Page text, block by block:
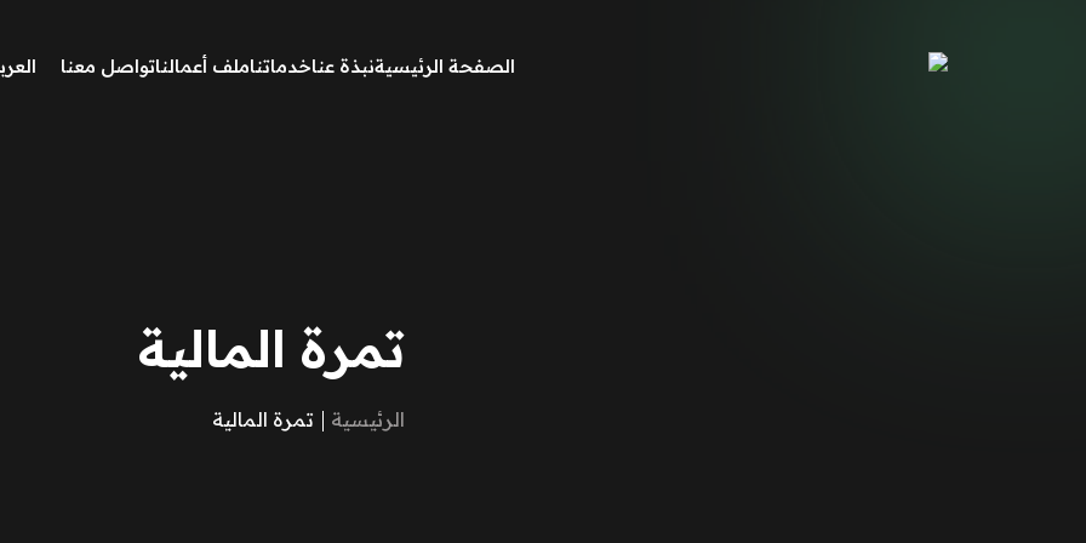
الصفحة الرئيسيةنبذة عناخدماتناملف أعمالناتواصل معنا
تمرة المالية
الرئيسية تمرة المالية